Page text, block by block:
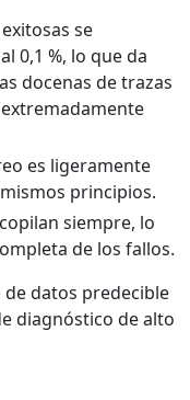
se
0,1 %, lo que da
docenas de trazas
es ligeramente
principios.
siempre, lo
de los fallos.
datos predecible
diagnóstico de alto